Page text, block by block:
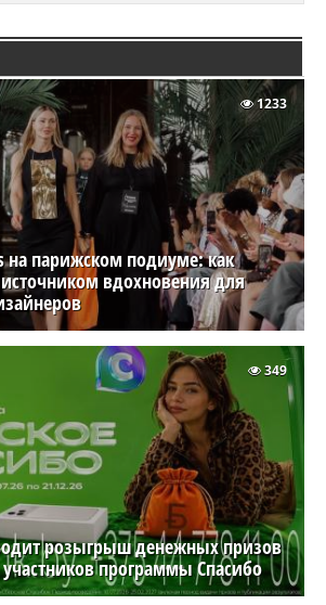
на парижском подиуме: как
вдохновения для
1233
розыгрыш денежных призов
программы Спасибо
349